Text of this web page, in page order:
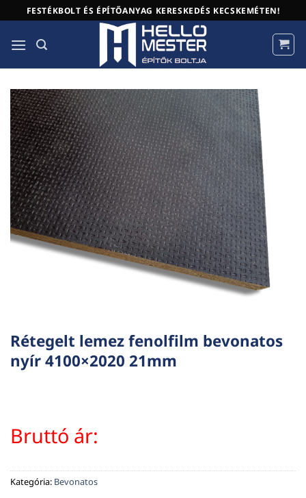
to
content
FESTÉKBOLT ÉS ÉPÍTŐANYAG KERESKEDÉS KECSKEMÉTEN!
Rétegelt lemez fenolfilm bevonatos
nyír 4100×2020 21mm
Bruttó ár:
Kategória: Bevonatos